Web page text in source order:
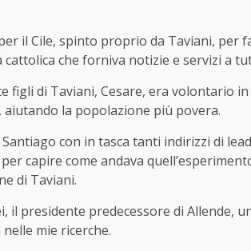
il Cile, spinto proprio da Taviani, per
cattolica che forniva notizie e servizi a
figli di Taviani, Cesare, era volontario
aiutando la popolazione più povera.
con in tasca tanti indirizzi di
capire come andava
di Taviani.
il presidente predecessore di Allende,
mie ricerche.